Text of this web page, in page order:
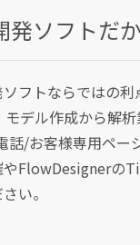
発ソフトだ
ソフトならではの
モデル作成から解
話/お客様専用ペー
FlowDesignerの
い。